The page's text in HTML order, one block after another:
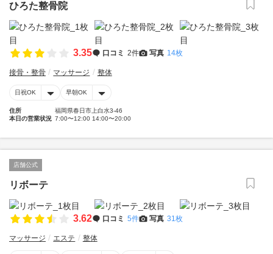
ひろた整骨院
3.35 口コミ 2件 写真 14枚
接骨・整骨 マッサージ 整体
日祝OK 早朝OK
住所
福岡県春日市上白水3-46
本日の営業状況 7:00〜12:00 14:00〜20:00
店舗公式
リボーテ
3.62 口コミ 5件 写真 31枚
マッサージ エステ 整体